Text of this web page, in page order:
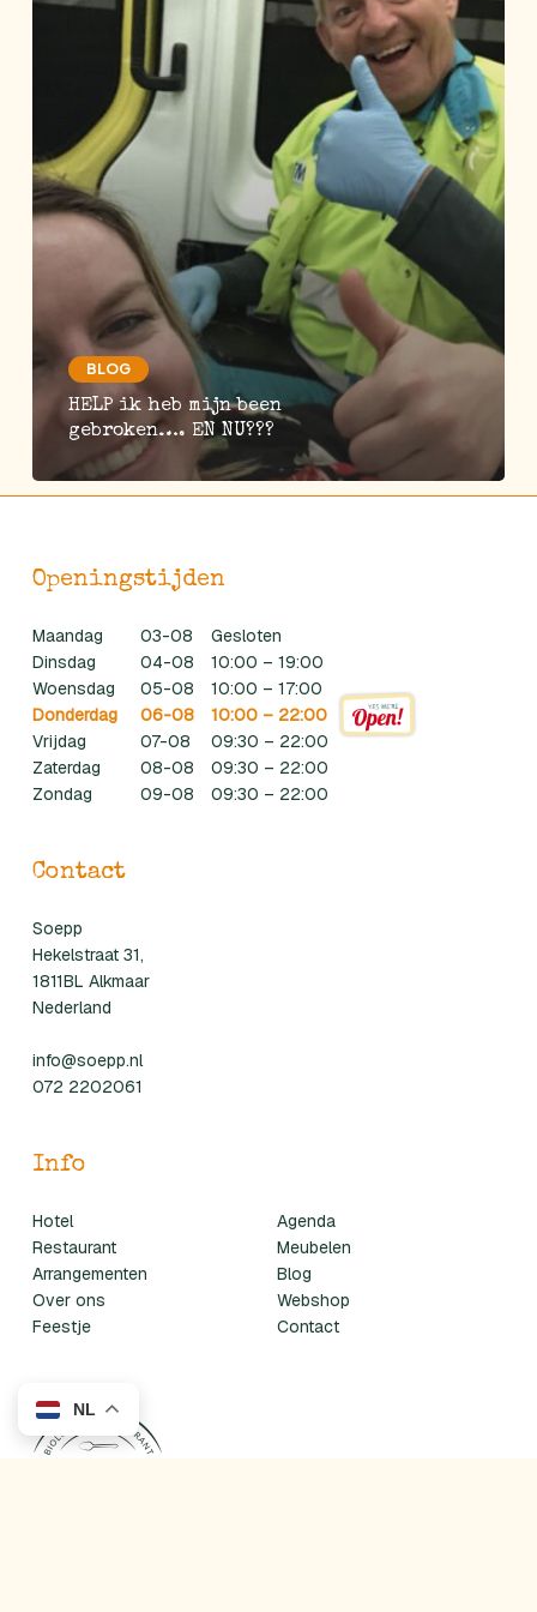
gebroken….
BLOG
HELP ik heb mijn been
gebroken…. EN NU???
Openingstijden
Maandag 03-08
Gesloten
Dinsdag
04-08
10:00 – 19:00
Woensdag
05-08
10:00 – 17:00
Donderdag
06-08
10:00 – 22:00
Vrijdag
07-08
09:30 – 22:00
Zaterdag
08-08
09:30 – 22:00
Zondag
09-08 09:30 – 22:00
Contact
Soepp
Hekelstraat 31,
1811BL Alkmaar
Nederland
info@soepp.nl
072 2202061
Info
Hotel
Restaurant
Arrangementen
Over ons
Feestje
Agenda
Meubelen
Blog
Webshop
Contact
NL